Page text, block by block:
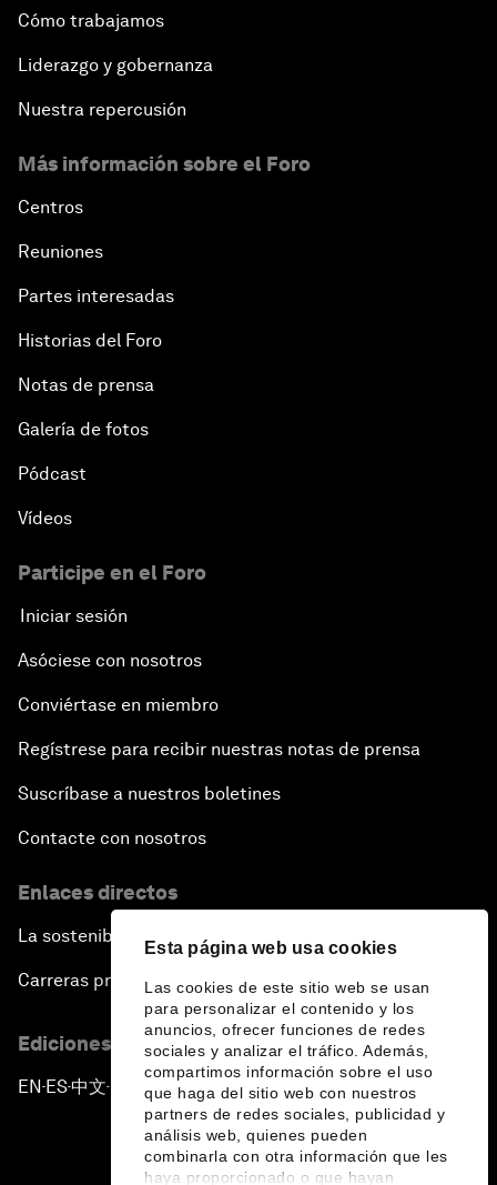
Esta página web usa cookies
Las cookies de este sitio web se usan
para personalizar el contenido y los
anuncios, ofrecer funciones de redes
sociales y analizar el tráfico. Además,
compartimos información sobre el uso
que haga del sitio web con nuestros
partners de redes sociales, publicidad y
análisis web, quienes pueden
combinarla con otra información que les
haya proporcionado o que hayan
Cómo trabajamos
Liderazgo y gobernanza
Nuestra repercusión
Más información sobre el Foro
Centros
Reuniones
Partes interesadas
Historias del Foro
Notas de prensa
Galería de fotos
Pódcast
Vídeos
Participe en el Foro
Iniciar sesión
Asóciese con nosotros
Conviértase en miembro
Regístrese para recibir nuestras notas de prensa
Suscríbase a nuestros boletines
Contacte con nosotros
Enlaces directos
La sostenibilidad en el Foro
Carreras profesionales
Ediciones en otros idiomas
EN ▪ES▪中文▪ 日本語